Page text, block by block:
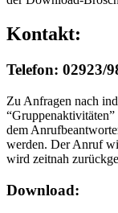
Kontakt:
Telefon: 02923/
Zu Anfragen nach
dem
werden. Der Anruf
wird zeitnah
Download: